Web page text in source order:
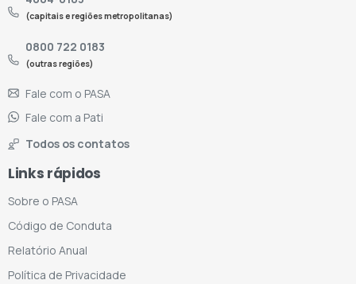
(capitais e regiões metropolitanas)
0800 722 0183
(outras regiões)
Fale com o PASA
Fale com a Pati
Todos os contatos
Links rápidos
Sobre o PASA
Código de Conduta
Relatório Anual
Política de Privacidade